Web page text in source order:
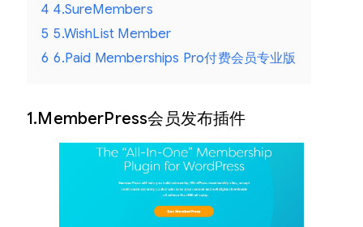
4 4.SureMembers
5 5.WishList Member
6 6.Paid Memberships Pro付费会员专业版
1.MemberPress会员发布插件